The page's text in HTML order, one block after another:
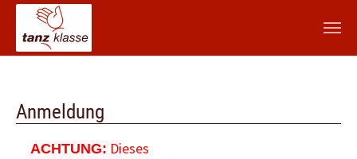
Anmeldung
ACHTUNG: Dieses